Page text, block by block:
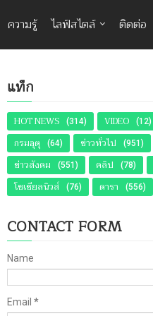
ความรู้ ไลฟ์สไตล์ ติดต่อ
แท็ก
HOT NEWS (314) VIDEO (12)
กรมอุตุ (64) ข่าวทั่วไป (951)
ข่าวสังคม (551) คลิป (78)
โซเชียลนิวส์ (76) ดารา (556)
CONTACT FORM
Name
Email *